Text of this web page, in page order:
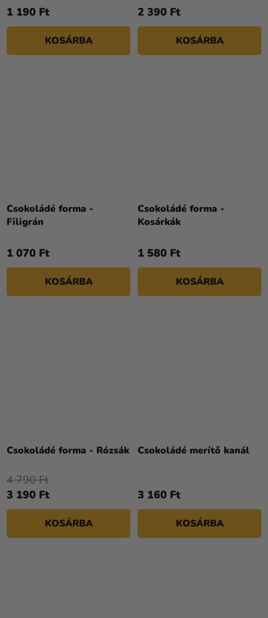
1 190 Ft
KOSÁRBA
2 390 Ft
KOSÁRBA
Csokoládé forma -
Filigrán
1 070 Ft
KOSÁRBA
Csokoládé forma -
Kosárkák
1 580 Ft
KOSÁRBA
Csokoládé forma - Rózsák
3 190 Ft
4 790 Ft
KOSÁRBA
Csokoládé merítő kanál
3 160 Ft
KOSÁRBA